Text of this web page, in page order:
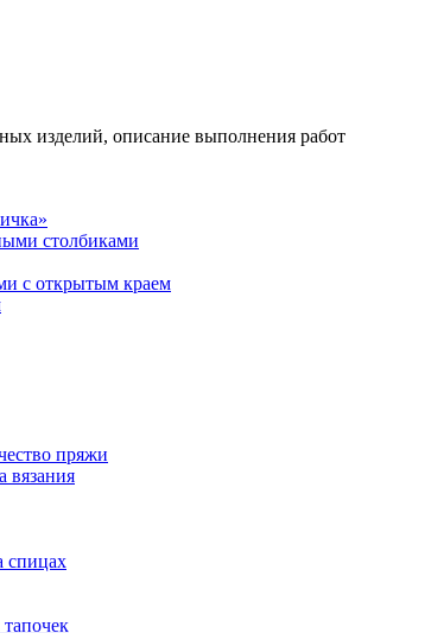
изделий, описание выполнения работ
столбиками
с открытым краем
пряжи
вязания
спицах